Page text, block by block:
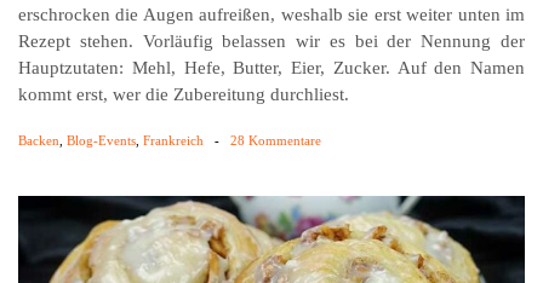
erschrocken die Augen aufreißen, weshalb sie erst weiter unten im
Rezept stehen. Vorläufig belassen wir es bei der Nennung der
Hauptzutaten: Mehl, Hefe, Butter, Eier, Zucker. Auf den Namen
kommt erst, wer die Zubereitung durchliest.
Backen Blog-Events Frankreich - 28 Kommentare